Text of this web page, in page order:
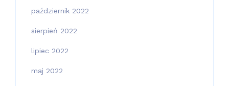
październik 2022
sierpień 2022
lipiec 2022
maj 2022